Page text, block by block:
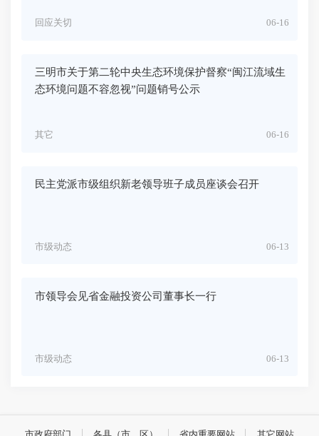
06-16
回应关切
三明市关于第二轮中央生态环境保护督察“闽江流域生
态环境问题不容忽视”问题销号公示
06-16
其它
民主党派市级组织新老领导班子成员座谈会召开
06-13
市级动态
市领导会见省金融投资公司董事长一行
06-13
市级动态